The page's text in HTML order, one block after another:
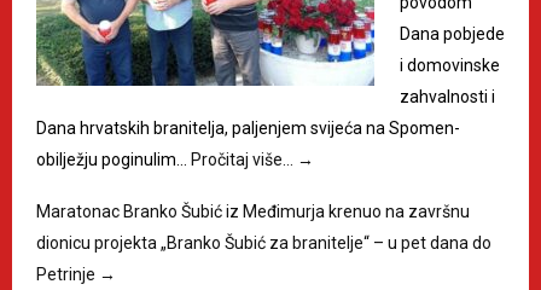
Dana pobjede
i domovinske
zahvalnosti i
Dana hrvatskih branitelja, paljenjem svijeća na Spomen-
obilježju poginulim…
Pročitaj više… →
Maratonac Branko Šubić iz Međimurja krenuo na završnu
dionicu projekta „Branko Šubić za branitelje“ – u pet dana do
Petrinje →